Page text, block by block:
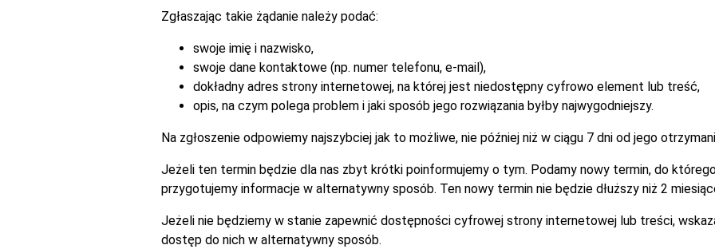
Zgłaszając takie żądanie należy podać:
swoje imię i nazwisko,
swoje dane kontaktowe (np. numer telefonu, e-mail),
dokładny adres strony internetowej, na której jest niedostępny cyfrowo element lub treść,
opis, na czym polega problem i jaki sposób jego rozwiązania byłby najwygodniejszy.
Na zgłoszenie odpowiemy najszybciej jak to możliwe, nie później niż w ciągu 7 dni od jego
Jeżeli ten termin będzie dla nas zbyt krótki poinformujemy o tym. Podamy nowy termin, do
przygotujemy informacje w alternatywny sposób. Ten nowy termin nie będzie dłuższy niż 2
Jeżeli nie będziemy w stanie zapewnić dostępności cyfrowej strony internetowej lub treści,
dostęp do nich w alternatywny sposób.